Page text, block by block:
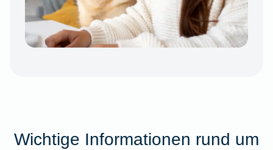
Wichtige Informationen rund um